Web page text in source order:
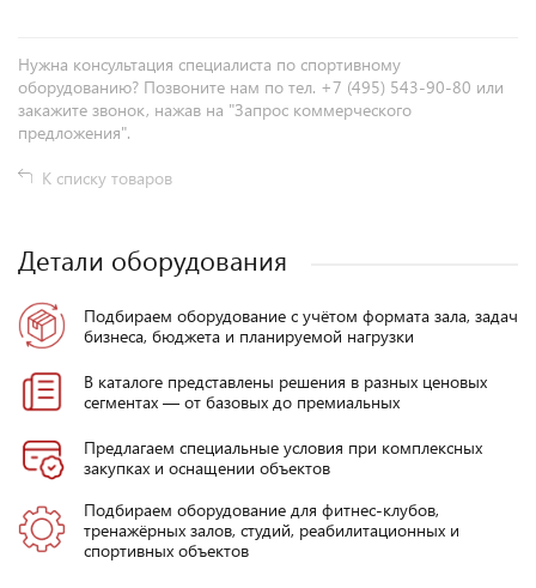
Нужна консультация специалиста по спортивному
оборудованию? Позвоните нам по тел. +7 (495) 543-90-80 или
закажите звонок, нажав на "Запрос коммерческого
предложения".
К списку товаров
Детали оборудования
Подбираем оборудование с учётом формата зала, задач
бизнеса, бюджета и планируемой нагрузки
В каталоге представлены решения в разных ценовых
сегментах — от базовых до премиальных
Предлагаем специальные условия при комплексных
закупках и оснащении объектов
Подбираем оборудование для фитнес-клубов,
тренажёрных залов, студий, реабилитационных и
спортивных объектов